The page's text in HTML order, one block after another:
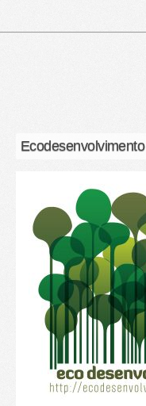
Ecodesenvolvimento